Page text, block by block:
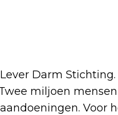
Darm
miljoen
Voor